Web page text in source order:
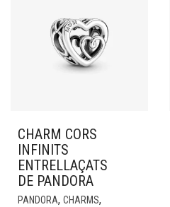
CHARM CORS
INFINITS
ENTRELLAÇATS
DE PANDORA
PANDORA, CHARMS,